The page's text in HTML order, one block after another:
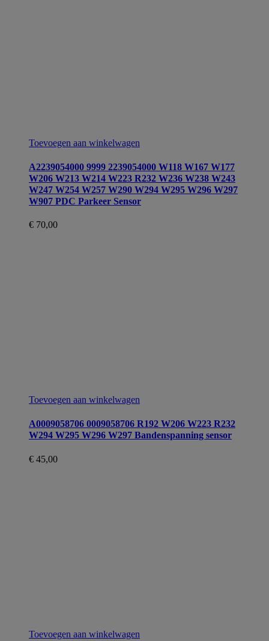
Toevoegen aan winkelwagen
A2239054000 9999 2239054000 W118 W167 W177
W206 W213 W214 W223 R232 W236 W238 W243
W247 W254 W257 W290 W294 W295 W296 W297
W907 PDC Parkeer Sensor
€ 70,00
Toevoegen aan winkelwagen
A0009058706 0009058706 R192 W206 W223 R232
W294 W295 W296 W297 Bandenspanning sensor
€ 45,00
Toevoegen aan winkelwagen